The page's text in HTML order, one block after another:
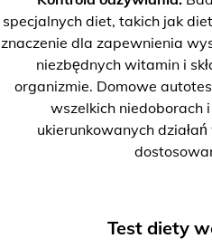
specjalnych diet, takich jak
znaczenie dla zapewnienia
niezbędnych witamin i
organizmie. Domowe
wszelkich niedoborach
ukierunkowanych
Test diety